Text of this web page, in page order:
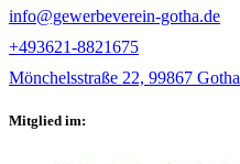
info@gewerbeverein-gotha.de
+493621-8821675
Mönchelsstraße 22, 99867 Gotha
Mitglied im: